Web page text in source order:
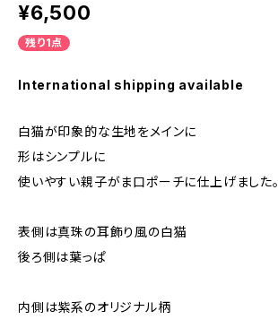
¥6,500
残り1点
International shipping available
白猫が印象的な生地をメインに
形はシンプルに
使いやすい親子がま口ポーチに仕上げました。
表側は真珠の耳飾り風の白猫
後ろ側は葉っぱ
内側は紫系のオリジナル柄